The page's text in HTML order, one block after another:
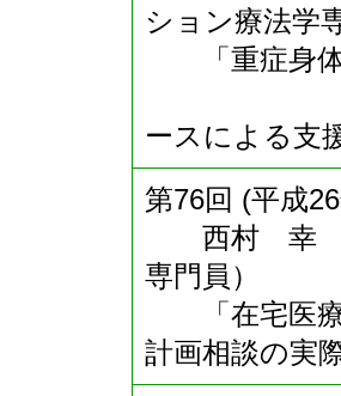
ション療法学
「重症身体
ーブレ
ースによる支
第76回 (平成
西村 幸 先
専門員）
「在宅医療
計画相談の実際